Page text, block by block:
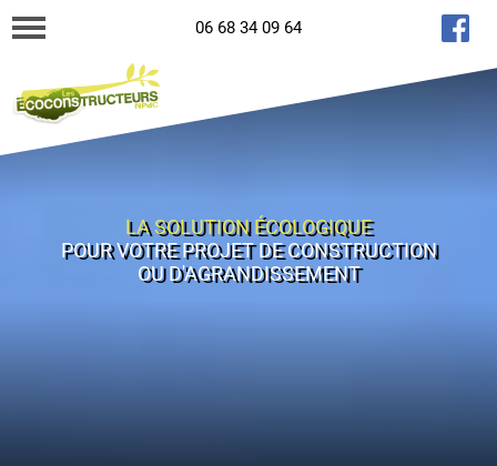
06 68 34 09 64
LA SOLUTION ÉCOLOGIQUE
POUR VOTRE PROJET DE CONSTRUCTION
OU D'AGRANDISSEMENT